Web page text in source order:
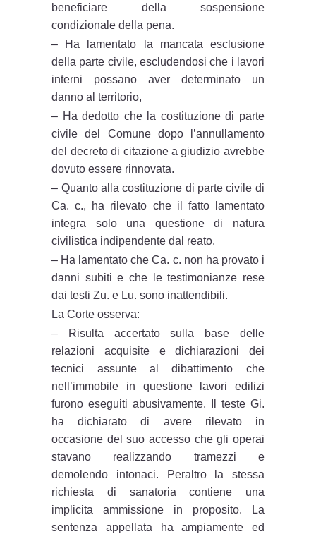
beneficiare della sospensione
condizionale della pena.
– Ha lamentato la mancata esclusione
della parte civile, escludendosi che i lavori
interni possano aver determinato un
danno al territorio,
– Ha dedotto che la costituzione di parte
civile del Comune dopo l’annullamento
del decreto di citazione a giudizio avrebbe
dovuto essere rinnovata.
– Quanto alla costituzione di parte civile di
Ca. c., ha rilevato che il fatto lamentato
integra solo una questione di natura
civilistica indipendente dal reato.
– Ha lamentato che Ca. c. non ha provato i
danni subiti e che le testimonianze rese
dai testi Zu. e Lu. sono inattendibili.
La Corte osserva:
– Risulta accertato sulla base delle
relazioni acquisite e dichiarazioni dei
tecnici assunte al dibattimento che
nell’immobile in questione lavori edilizi
furono eseguiti abusivamente. Il teste Gi.
ha dichiarato di avere rilevato in
occasione del suo accesso che gli operai
stavano realizzando tramezzi e
demolendo intonaci. Peraltro la stessa
richiesta di sanatoria contiene una
implicita ammissione in proposito. La
sentenza appellata ha ampiamente ed